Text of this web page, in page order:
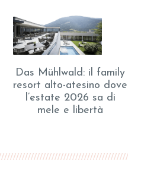
Das Mühlwald: il family
resort alto-atesino dove
l’estate 2026 sa di
mele e libertà